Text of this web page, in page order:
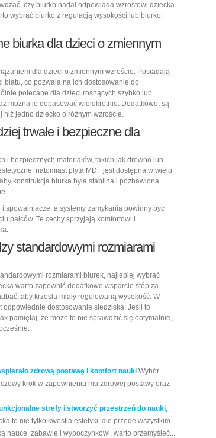
czy biurko nadal odpowiada wzrostowi dziecka.
wybrać biurko z regulacją wysokości lub biurko,
biurka dla dzieci o zmiennym
dla dzieci o zmiennym wzroście. Posiadają
blatu, co pozwala na ich dostosowanie do
polecane dla dzieci rosnących szybko lub
można je dopasować wielokrotnie. Dodatkowo, są
niż jedno dziecko o różnym wzroście.
trwałe i bezpieczne dla
i bezpiecznych materiałów, takich jak drewno lub
natomiast płyta MDF jest dostępna w wielu
konstrukcja biurka była stabilna i pozbawiona
spowalniacze, a systemy zamykania powinny być
palców. Te cechy sprzyjają komfortowi i
standardowymi rozmiarami
rozmiarami biurek, najlepiej wybrać
warto zapewnić dodatkowe wsparcie stóp za
aby krzesła miały regulowaną wysokość. W
dostosowanie siedziska. Jeśli to
pamiętaj, że może to nie sprawdzić się optymalnie,
zdrową postawę i komfort nauki Wybór
krok w zapewnieniu mu zdrowej postawy oraz
strefy i stworzyć przestrzeń do nauki,
to nie tylko kwestia estetyki, ale przede wszystkim
nauce, zabawie i wypoczynkowi, warto przemyśleć...